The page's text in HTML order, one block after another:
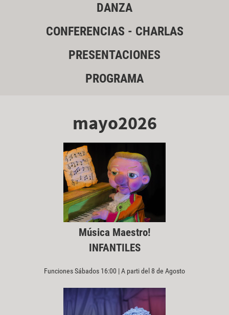
DANZA
CONFERENCIAS - CHARLAS
PRESENTACIONES
PROGRAMA
mayo2026
Música Maestro!
INFANTILES
Funciones Sábados 16:00 | A parti del 8 de Agosto